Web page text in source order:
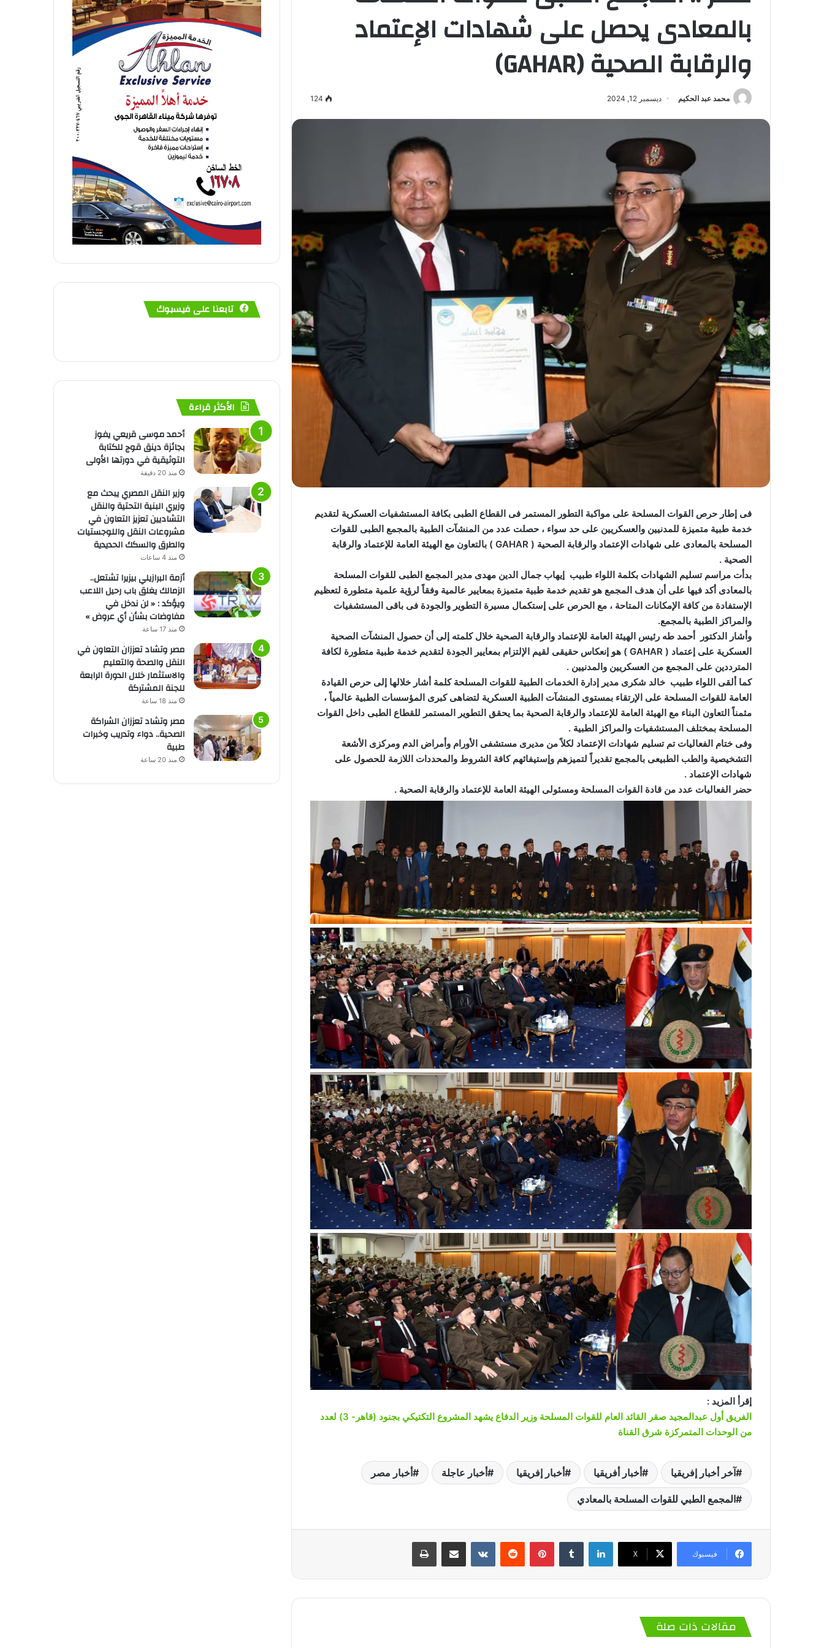
بالمعادى يحصل على شهادات الإعتماد
والرقابة الصحية (GAHAR)
محمد عبد الحكيم ديسمبر 12, 2024 124
فى إطار حرص القوات المسلحة على مواكبة التطور المستمر فى القطاع الطبى بكافة المستشفيات العسكرية لتقديم
خدمة طبية متميزة للمدنيين والعسكريين على حد سواء ، حصلت عدد من المنشآت الطبية بالمجمع الطبى للقوات
المسلحة بالمعادى على شهادات الإعتماد والرقابة الصحية ( GAHAR ) بالتعاون مع الهيئة العامة للإعتماد والرقابة
الصحية .
بدأت مراسم تسليم الشهادات بكلمة اللواء طبيب إيهاب جمال الدين مهدى مدير المجمع الطبى للقوات المسلحة
بالمعادى أكد فيها على أن هدف المجمع هو تقديم خدمة طبية متميزة بمعايير عالمية وفقاً لرؤية علمية متطورة لتعظيم
الإستفادة من كافة الإمكانات المتاحة ، مع الحرص على إستكمال مسيرة التطوير والجودة فى باقى المستشفيات
والمراكز الطبية بالمجمع.
وأشار الدكتور أحمد طه رئيس الهيئة العامة للإعتماد والرقابة الصحية خلال كلمته إلى أن حصول المنشآت الصحية
العسكرية على إعتماد ( GAHAR ) هو إنعكاس حقيقى لقيم الإلتزام بمعايير الجودة لتقديم خدمة طبية متطورة لكافة
المترددين على المجمع من العسكريين والمدنيين .
كما ألقى اللواء طبيب خالد شكرى مدير إدارة الخدمات الطبية للقوات المسلحة كلمة أشار خلالها إلى حرص القيادة
العامة للقوات المسلحة على الإرتقاء بمستوى المنشآت الطبية العسكرية لتضاهى كبرى المؤسسات الطبية عالمياً ،
مثمناً التعاون البناء مع الهيئة العامة للإعتماد والرقابة الصحية بما يحقق التطوير المستمر للقطاع الطبى داخل القوات
المسلحة بمختلف المستشفيات والمراكز الطبية .
وفى ختام الفعاليات تم تسليم شهادات الإعتماد لكلاً من مديرى مستشفى الأورام وأمراض الدم ومركزى الأشعة
التشخيصية والطب الطبيعى بالمجمع تقديراً لتميزهم وإستيفائهم كافة الشروط والمحددات اللازمة للحصول على
شهادات الإعتماد .
حضر الفعاليات عدد من قادة القوات المسلحة ومسئولى الهيئة العامة للإعتماد والرقابة الصحية .
إقرأ المزيد :
الفريق أول عبدالمجيد صقر القائد العام للقوات المسلحة وزير الدفاع يشهد المشروع التكتيكي بجنود (قاهر- 3) لعدد
من الوحدات المتمركزة شرق القناة
آخر أخبار إفريقيا أخبار أفريقيا أخبار إفريقيا أخبار عاجلة أخبار مصر
المجمع الطبي للقوات المسلحة بالمعادي
فيسبوك ‫X
لينكدإن بينتيريست
مقالات ذات صلة
تابعنا على فيسبوك
الأكثر قراءة
أحمد موسى قريعي يفوز
بجائزة دينق قوج للكتابة
التوثيقية في دورتها الأولى
منذ 20 دقيقة
وزير النقل المصري يبحث مع
وزيري البنية التحتية والنقل
التشاديين تعزيز التعاون في
مشروعات النقل واللوجستيات
والطرق والسكك الحديدية
منذ 4 ساعات
أزمة البرازيلي بيزيرا تشتعل..
الزمالك يغلق باب رحيل اللاعب
ويؤكد : « لن ندخل في
مفاوضات بشأن أي عروض »
منذ 17 ساعة
مصر وتشاد تعززان التعاون في
النقل والصحة والتعليم
والاستثمار خلال الدورة الرابعة
للجنة المشتركة
منذ 18 ساعة
مصر وتشاد تعززان الشراكة
الصحية.. دواء وتدريب وخبرات
طبية
منذ 20 ساعة